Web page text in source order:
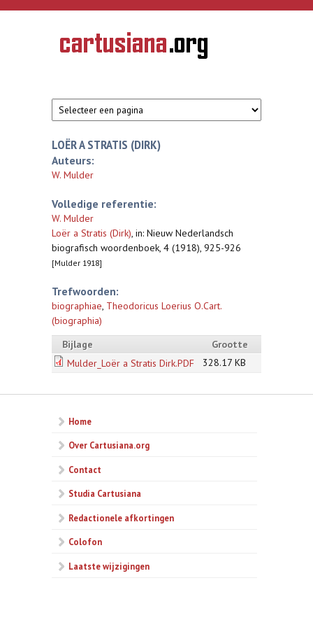
Overslaan en naar de inhoud gaan
CARTUSIANA
Geschiedenis
van de
LOËR A STRATIS (DIRK)
Auteurs:
W. Mulder
Volledige referentie:
W. Mulder
Loër a Stratis (Dirk), in: Nieuw Nederlandsch
biografisch woordenboek, 4 (1918), 925-926
[Mulder 1918]
Trefwoorden:
biographiae, Theodoricus Loerius O.Cart.
(biographia)
Bijlage
Grootte
Mulder_Loër a Stratis Dirk.PDF
328.17 KB
Home
Over Cartusiana.org
Contact
Studia Cartusiana
Redactionele afkortingen
Colofon
Laatste wijzigingen